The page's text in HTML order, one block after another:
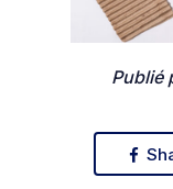
Publié